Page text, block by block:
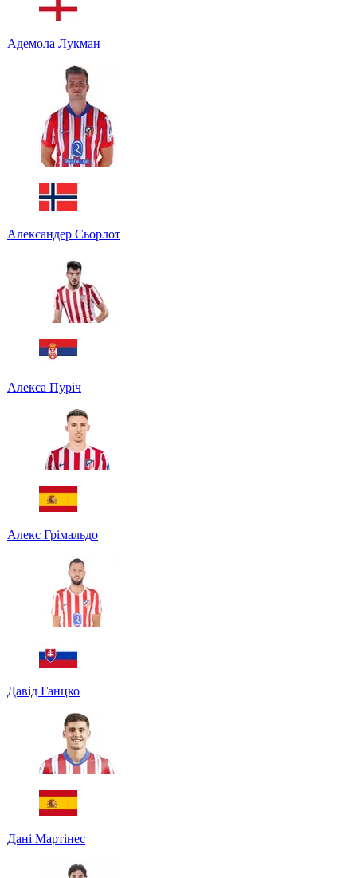
Адемола Лукман
Александер Сьорлот
Алекса Пуріч
Алекс Грімальдо
Давід Ганцко
Дані Мартінес